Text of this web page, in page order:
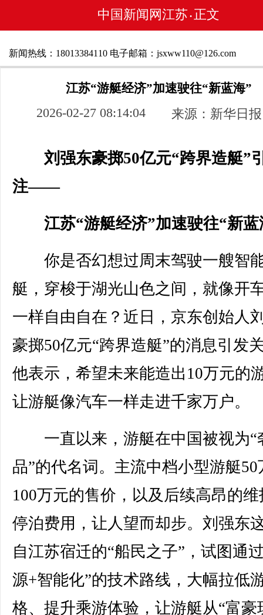
中国新闻网江苏 • 正文
新闻热线：18013384110 电子邮箱：jsxww110@126.com
江苏“游艇经济”加速驶往“新蓝海”
2026-02-27 08:14:04 来源：新华日报
刘强东豪掷50亿元“跨界造艇”
注——
江苏“游艇经济”加速驶往“新蓝
你是否幻想过周末驾驶一艘智
艇，穿梭于湖光山色之间，就像开
一样自由自在？近日，京东创始人
豪掷50亿元“跨界造艇”的消息引发
他表示，希望未来能造出10万元的
让游艇像汽车一样走进千家万户。
一直以来，游艇在中国被视为“
品”的代名词。主流中档小型游艇50
100万元的售价，以及后续高昂的维
停泊费用，让人望而却步。刘强东
自江苏宿迁的“船民之子”，试图通
源+智能化”的技术路线，大幅拉低
格、提升乘游体验，让游艇从“富豪